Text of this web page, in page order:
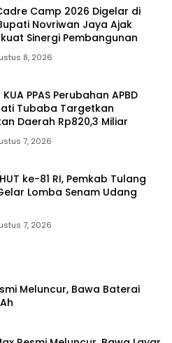
Camp 2026 Digelar di
Novriwan Jaya Ajak
Sinergi Pembangunan
8, 2026
PPAS Perubahan APBD
Tubaba Targetkan
Daerah Rp820,3 Miliar
7, 2026
ke-81 RI, Pemkab Tulang
Lomba Senam Udang
7, 2026
Meluncur, Bawa Baterai